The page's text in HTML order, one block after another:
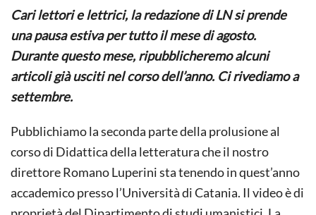
PRIMATO
DELL’INTERPRETAZIONE
Cari lettori e lettrici, la redazione di LN si prende
una pausa estiva per tutto il mese di agosto.
Durante questo mese, ripubblicheremo alcuni
articoli già usciti nel corso dell’anno. Ci rivediamo a
settembre.
Pubblichiamo la seconda parte della prolusione al
corso di Didattica della letteratura che il nostro
direttore Romano Luperini sta tenendo in quest’anno
accademico presso l’Università di Catania. Il video è di